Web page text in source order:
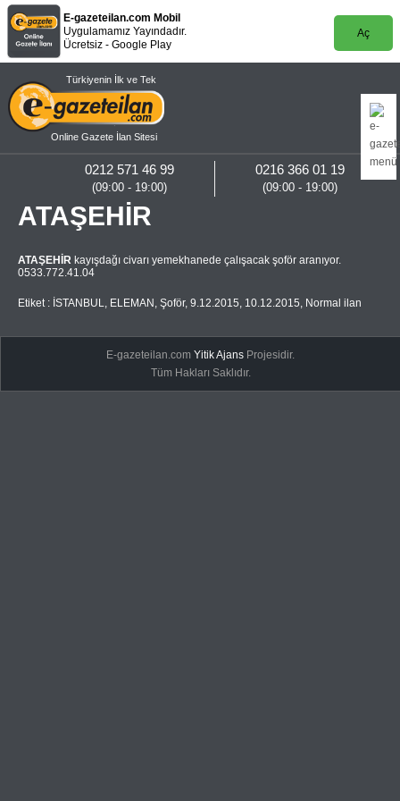
E-gazeteilan.com Mobil
Uygulamamız Yayındadır.
Ücretsiz - Google Play
Aç
Türkiyenin İlk ve Tek
Online Gazete İlan Sitesi
0216 366 01 19
(09:00 - 19:00)
0212 571 46 99
(09:00 - 19:00)
ATAŞEHİR
ATAŞEHİR kayışdağı civarı yemekhanede çalışacak şoför aranıyor.
0533.772.41.04
Etiket : İSTANBUL, ELEMAN , Şoför, 9.12.2015, 10.12.2015, Normal ilan
E-gazeteilan.comYitik Ajans Projesidir.
Tüm Hakları Saklıdır.